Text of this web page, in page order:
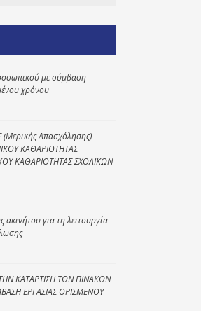
με σύμβαση
χρόνου
Απασχόλησης)
ΚΑΘΑΡΙΟΤΗΤΑΣ
ΚΑΘΑΡΙΟΤΗΤΑΣ ΣΧΟΛΙΚΩΝ
για τη λειτουργία
ΚΑΤΑΡΤΙΣΗ ΤΩΝ ΠΙΝΑΚΩΝ
ΕΡΓΑΣΙΑΣ ΟΡΙΣΜΕΝΟΥ